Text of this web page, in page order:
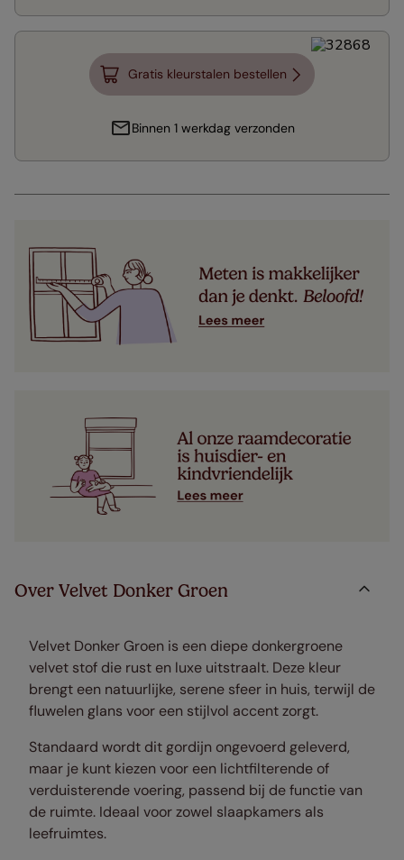
Gratis kleurstalen bestellen
Binnen 1 werkdag verzonden
Over Velvet Donker Groen
Velvet Donker Groen is een diepe donkergroene
velvet stof die rust en luxe uitstraalt. Deze kleur
brengt een natuurlijke, serene sfeer in huis, terwijl de
fluwelen glans voor een stijlvol accent zorgt.
Standaard wordt dit gordijn ongevoerd geleverd,
maar je kunt kiezen voor een lichtfilterende of
verduisterende voering, passend bij de functie van
de ruimte. Ideaal voor zowel slaapkamers als
leefruimtes.